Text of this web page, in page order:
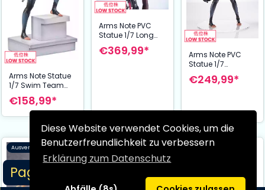
Diese Website verwendet Cookies, um die
Benutzerfreundlichkeit zu verbessern
Erklärung zum Datenschutz
Page 1/1
Arms Note Statue
1/7 Swim Team
Bucho-chan 22
cm
€158,99*
Arms Note PVC
Statue 1/7 Long
Range Joshi Kosei
31 cm
€369,99*
Arms Note PVC
Statue 1/7
Buchou-chan of
the Swimming
€249,99*
Ausverkauft Ausverkauft Ausverkauft